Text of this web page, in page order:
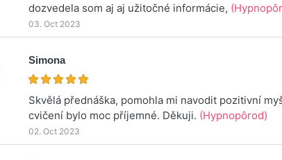
dozvedela som aj aj užitočné informácie,
03. Oct 2023
Simona
Skvělá přednáška, pomohla mi navodit pozitivní
cvičení bylo moc příjemné. Děkuji. (Hypnopôrod)
02. Oct 2023